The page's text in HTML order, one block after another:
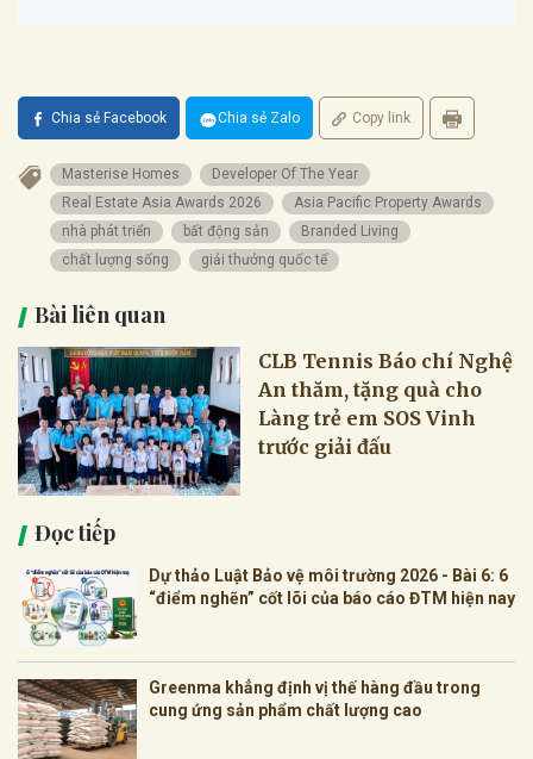
Chia sẻ Facebook Chia sẻ Zalo Copy link
Masterise Homes
Developer Of The Year
Real Estate Asia Awards 2026
Asia Pacific Property Awards
nhà phát triển
bất động sản
Branded Living
chất lượng sống
giải thưởng quốc tế
Bài liên quan
CLB Tennis Báo chí Nghệ
An thăm, tặng quà cho
Làng trẻ em SOS Vinh
trước giải đấu
Đọc tiếp
Dự thảo Luật Bảo vệ môi trường 2026 - Bài 6: 6
“điểm nghẽn” cốt lõi của báo cáo ĐTM hiện nay
Greenma khẳng định vị thế hàng đầu trong
cung ứng sản phẩm chất lượng cao